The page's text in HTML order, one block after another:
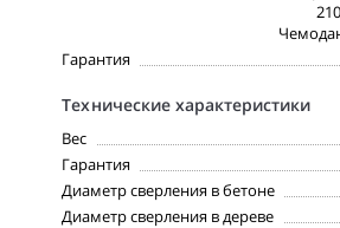
Гарантия
Технические характеристики
Вес
Гарантия
Диаметр сверления в бетоне
Диаметр сверления в дереве